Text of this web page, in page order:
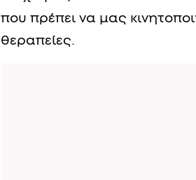
που πρέπει να μας
θεραπείες.